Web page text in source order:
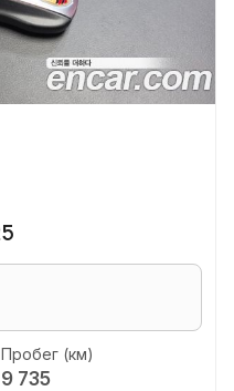
Пробег (км)
9 735